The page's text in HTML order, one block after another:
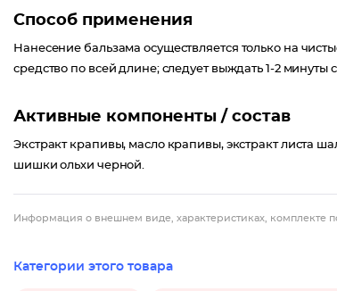
Способ применения
Нанесение бальзама осуществляется только на
средство по всей длине; следует выждать 1-2 минуты
Активные компоненты / состав
Экстракт крапивы, масло крапивы, экстракт листа
шишки ольхи черной.
Информация о внешнем виде, характеристиках, комплекте
Категории этого товара